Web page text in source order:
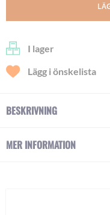
I lager
Lägg i önskelista
BESKRIVNING
MER INFORMATION